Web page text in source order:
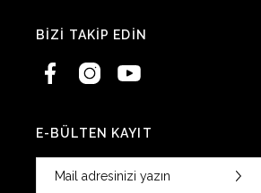
BİZİ TAKİP EDİN
E-BÜLTEN KAYIT